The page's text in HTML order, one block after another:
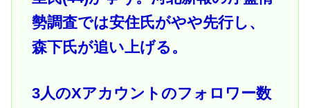
勢調査では安住氏がやや先行し、
森下氏が追い上げる。
3人のXアカウントのフォロワー数